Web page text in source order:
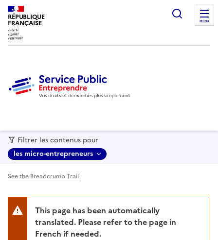
RÉPUBLIQUE
FRANÇAISE MENU
Filtrer les contenus pour
les micro-entrepreneurs
See the Breadcrumb Trail
This page has been automatically
translated. Please refer to the page in
French if needed.